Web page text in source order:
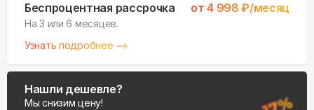
Беспроцентная рассрочка от4 998 ₽/месяц
На 3 или 6 месяцев.
Узнать подробнее
Нашли дешевле?
Мы снизим цену!